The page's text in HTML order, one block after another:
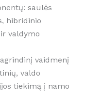
saulės
hibridinio
valdymo
vaidmenį
valdo
tiekimą į namo